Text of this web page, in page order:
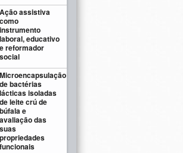
Ação assistiva
como
instrumento
laboral, educativo
e reformador
social
Microencapsulação
de bactérias
lácticas isoladas
de leite crú de
búfala e
avaliação das
suas
propriedades
funcionais